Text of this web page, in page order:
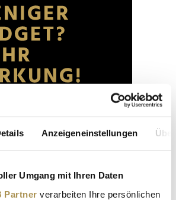
Anzeigeneinstellungen
Umgang mit Ihren Daten
Partner verarbeiten Ihre persönlichen